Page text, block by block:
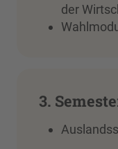
der
3.